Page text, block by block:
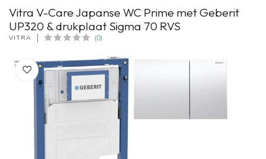
Vitra V-Care Japanse WC Prime met Geberit
UP320 & drukplaat Sigma 70 RVS
VITRA (0)